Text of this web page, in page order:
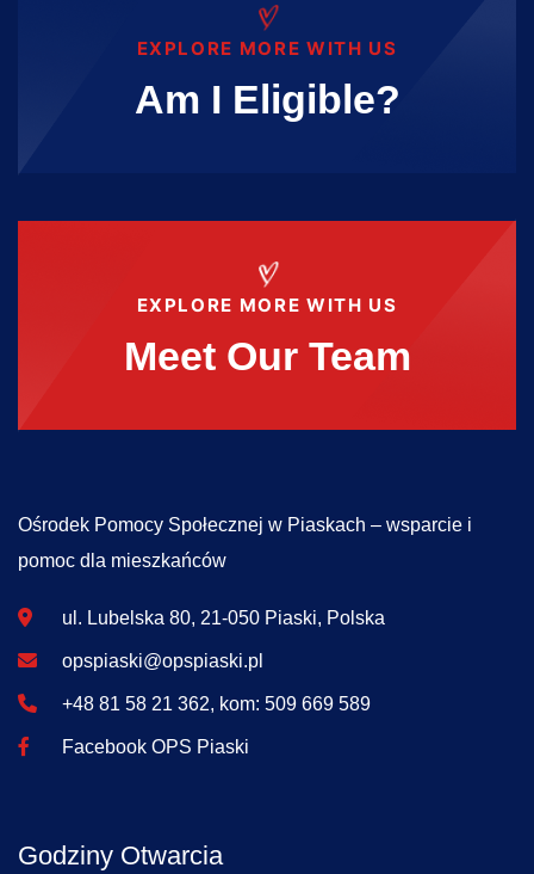
EXPLORE MORE WITH US
Am I Eligible?
EXPLORE MORE WITH US
Meet Our Team
Ośrodek Pomocy Społecznej w Piaskach – wsparcie i
pomoc dla mieszkańców
ul. Lubelska 80, 21-050 Piaski, Polska
opspiaski@opspiaski.pl
+48 81 58 21 362, kom: 509 669 589
Facebook OPS Piaski
Godziny Otwarcia